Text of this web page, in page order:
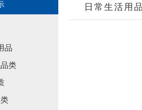
品
类
日常生活用